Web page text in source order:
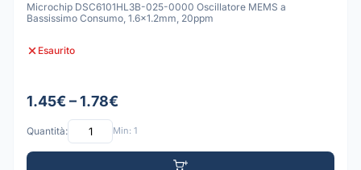
Microchip DSC6101HL3B-025-0000 Oscillatore MEMS a
Bassissimo Consumo, 1.6x1.2mm, 20ppm
Esaurito
1.45€ – 1.78€
Quantità: Min: 1